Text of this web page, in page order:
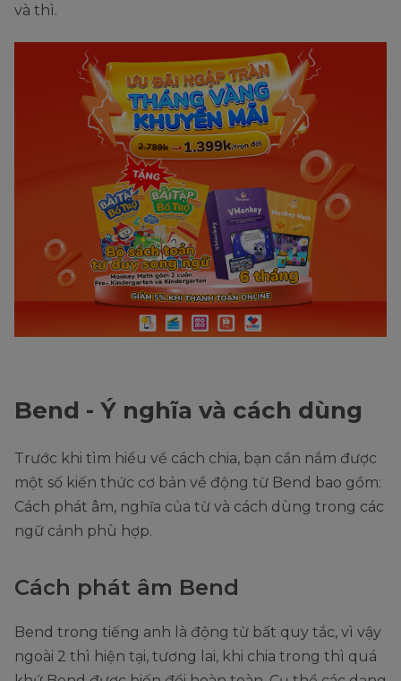
và thì.
Bend - Ý nghĩa và cách dùng
Trước khi tìm hiểu về cách chia, bạn cần nắm được
một số kiến thức cơ bản về động từ Bend bao gồm:
Cách phát âm, nghĩa của từ và cách dùng trong các
ngữ cảnh phù hợp.
Cách phát âm Bend
Bend trong tiếng anh là động từ bất quy tắc, vì vậy
ngoài 2 thì hiện tại, tương lai, khi chia trong thì quá